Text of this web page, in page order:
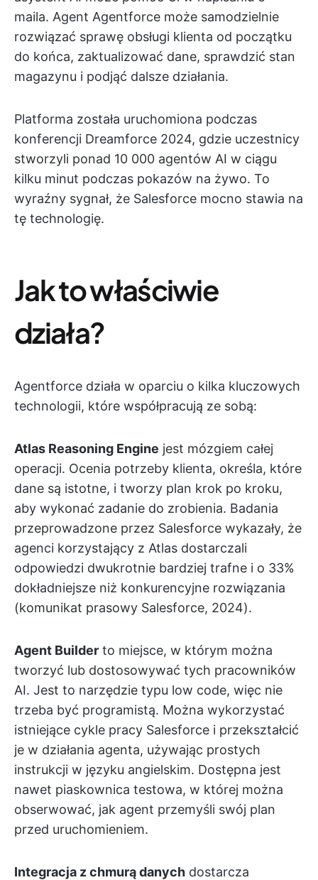
maila. Agent Agentforce może samodzielnie
rozwiązać sprawę obsługi klienta od początku
do końca, zaktualizować dane, sprawdzić stan
magazynu i podjąć dalsze działania.
Platforma została uruchomiona podczas
konferencji Dreamforce 2024, gdzie uczestnicy
stworzyli ponad 10 000 agentów AI w ciągu
kilku minut podczas pokazów na żywo. To
wyraźny sygnał, że Salesforce mocno stawia na
tę technologię.
Jak to właściwie
działa?
Agentforce działa w oparciu o kilka kluczowych
technologii, które współpracują ze sobą:
Atlas Reasoning Engine jest mózgiem całej
operacji. Ocenia potrzeby klienta, określa, które
dane są istotne, i tworzy plan krok po kroku,
aby wykonać zadanie do zrobienia. Badania
przeprowadzone przez Salesforce wykazały, że
agenci korzystający z Atlas dostarczali
odpowiedzi dwukrotnie bardziej trafne i o 33%
dokładniejsze niż konkurencyjne rozwiązania
(komunikat prasowy Salesforce, 2024).
Agent Builder to miejsce, w którym można
tworzyć lub dostosowywać tych pracowników
AI. Jest to narzędzie typu low code, więc nie
trzeba być programistą. Można wykorzystać
istniejące cykle pracy Salesforce i przekształcić
je w działania agenta, używając prostych
instrukcji w języku angielskim. Dostępna jest
nawet piaskownica testowa, w której można
obserwować, jak agent przemyśli swój plan
przed uruchomieniem.
Integracja z chmurą danych dostarcza